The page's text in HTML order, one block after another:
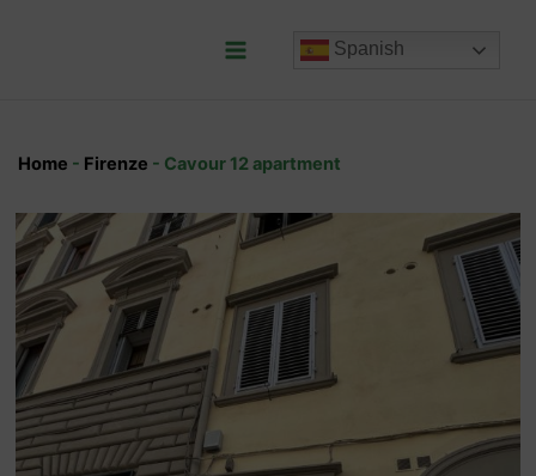
Spanish
Home - Firenze - Cavour 12 apartment